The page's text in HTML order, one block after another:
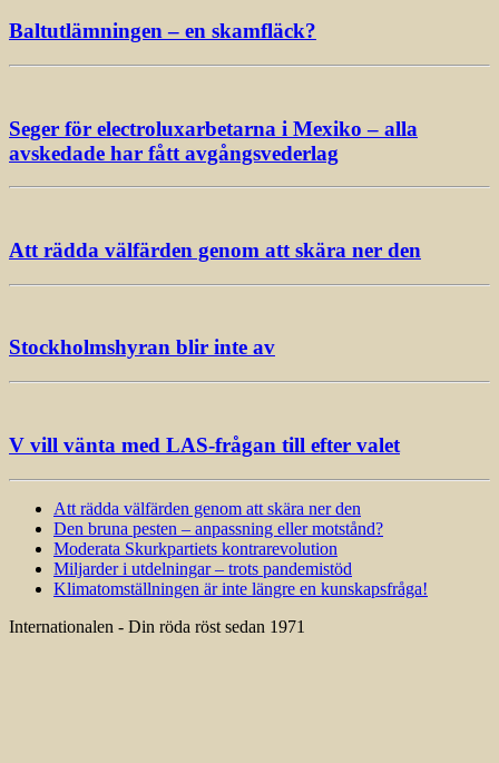
Baltutlämningen – en skamfläck?
Seger för electroluxarbetarna i Mexiko – alla
avskedade har fått avgångsvederlag
Att rädda välfärden genom att skära ner den
Stockholmshyran blir inte av
V vill vänta med LAS-frågan till efter valet
Att rädda välfärden genom att skära ner den
Den bruna pesten – anpassning eller motstånd?
Moderata Skurkpartiets kontrarevolution
Miljarder i utdelningar – trots pandemistöd
Klimatomställningen är inte längre en kunskapsfråga!
Internationalen - Din röda röst sedan 1971